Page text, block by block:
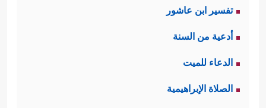
تفسير ابن عاشور
أدعية من السنة
الدعاء للميت
الصلاة الإبراهيمية